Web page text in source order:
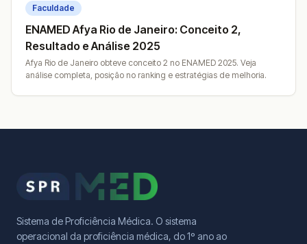
Faculdade
ENAMED Afya Rio de Janeiro: Conceito 2,
Resultado e Análise 2025
Afya Rio de Janeiro obteve conceito 2 no ENAMED 2025. Veja
análise completa, posição no ranking e estratégias de melhoria.
Sistema de Proficiência Médica. O sistema
operacional da proficiência médica, do 1º ano ao